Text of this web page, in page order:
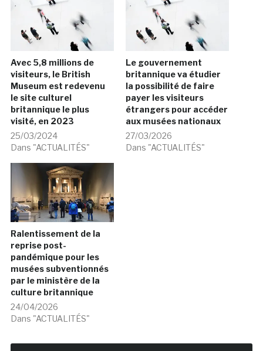
Avec 5,8 millions de
visiteurs, le British
Museum est redevenu
le site culturel
britannique le plus
visité, en 2023
25/03/2024
Dans "ACTUALITÉS"
Le gouvernement
britannique va étudier
la possibilité de faire
payer les visiteurs
étrangers pour accéder
aux musées nationaux
27/03/2026
Dans "ACTUALITÉS"
Ralentissement de la
reprise post-
pandémique pour les
musées subventionnés
par le ministère de la
culture britannique
24/04/2026
Dans "ACTUALITÉS"